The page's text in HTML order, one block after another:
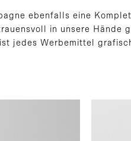
ebenfalls eine
in unsere
jedes Werbemittel